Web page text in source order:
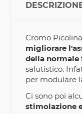
Cromo
migliorare
della normale
salutistico.
per modulare
Ci sono poi
stimolazione